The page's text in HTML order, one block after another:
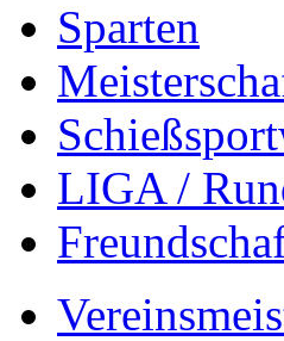
Sparten
LIGA /